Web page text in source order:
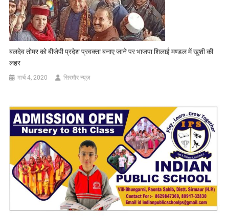
बलदेव तोमर को बीजेपी प्रदेश प्रवक्ता बनाए जाने पर भाजपा शिलाई मण्डल में खुशी की
लहर
मार्च 4, 2020 सिरमौर न्यूज़